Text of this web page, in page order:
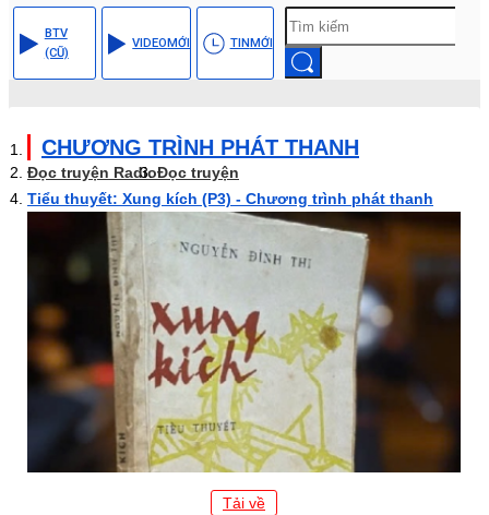
BTV
(CŨ)
VIDEOMỚI TINMỚI
CHƯƠNG TRÌNH PHÁT THANH
Đọc truyện RadioĐọc truyện
Tiểu thuyết: Xung kích (P3) - Chương trình phát thanh
Tải về